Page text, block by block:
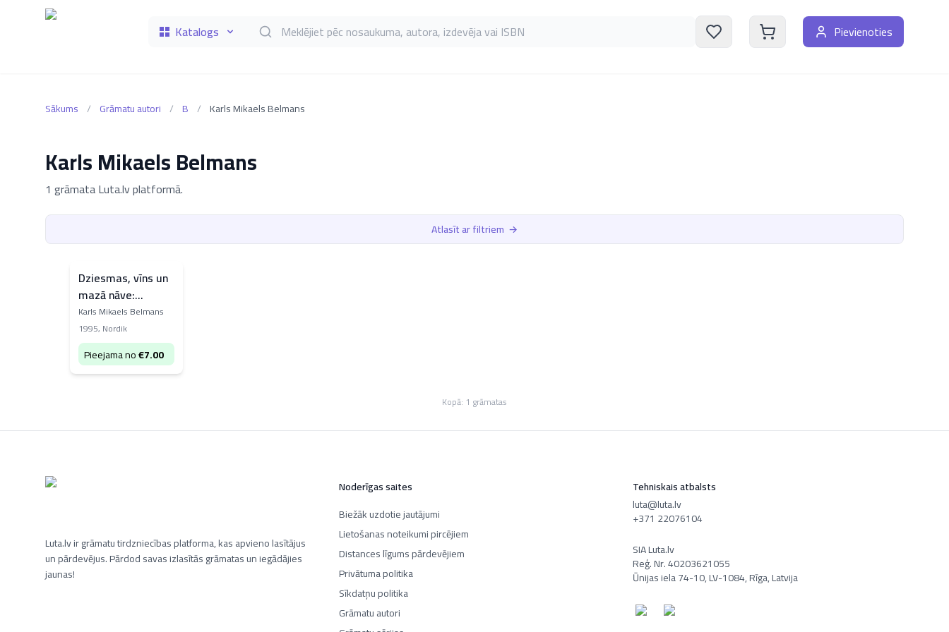
Katalogs Meklēt grāmatas pēc nosaukuma, autora, izdevēja vai ISBN Pievienoties
Sākums / Grāmatu autori / B / Karls Mikaels Belmans
Karls Mikaels Belmans
1 grāmata Luta.lv platformā.
Atlasīt ar filtriem →
Dziesmas, vīns un
mazā nāve:
Frēdmana
epistulas un
dziesmas
Karls Mikaels Belmans
1995, Nordik
Pieejama no€7.00
Kopā: 1 grāmatas
Luta.lv ir grāmatu tirdzniecības platforma, kas apvieno lasītājus
un pārdevējus. Pārdod savas izlasītās grāmatas un iegādājies
jaunas!
Noderīgas saites
Biežāk uzdotie jautājumi
Lietošanas noteikumi pircējiem
Distances līgums pārdevējiem
Privātuma politika
Sīkdatņu politika
Grāmatu autori
Tehniskais atbalsts
luta@luta.lv
+371 22076104
SIA Luta.lv
Reģ. Nr. 40203621055
Ūnijas iela 74-10, LV-1084, Rīga, Latvija